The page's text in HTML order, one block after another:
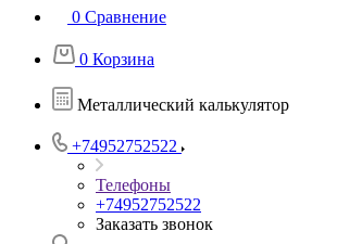
0 Сравнение
0 Корзина
Металлический калькулятор
+74952752522
Телефоны
+74952752522
Заказать звонок